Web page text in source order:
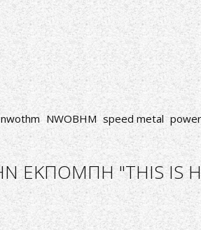
nwothm NWOBHM speed metal
"THIS IS